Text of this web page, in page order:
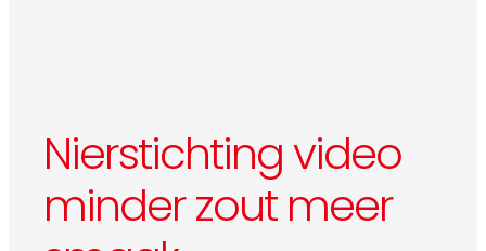
Nierstichting video
minder zout meer